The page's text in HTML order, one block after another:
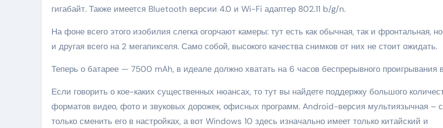
гигабайт. Также имеется Bluetooth версии 4.0 и Wi-Fi адаптер 802.11 b/g/n.
На фоне всего этого изобилия слегка огорчают камеры: тут есть как обычная, так и фронтальная,
и другая всего на 2 мегапикселя. Само собой, высокого качества снимков от них не стоит ожидать.
Теперь о батарее — 7500 mAh, в идеале должно хватать на 6 часов беспрерывного проигрывания
Если говорить о кое-каких существенных нюансах, то тут вы найдете поддержку большого
форматов видео, фото и звуковых дорожек, офисных программ. Android-версия мультиязычная –
только сменить его в настройках, а вот Windows 10 здесь изначально имеет только китайский и